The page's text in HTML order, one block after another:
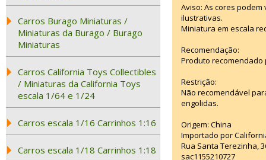
Carros Burago Miniaturas /
Miniaturas da Burago / Burago
Miniaturas
Carros California Toys Collectibles
/ Miniaturas da California Toys
escala 1/64 e 1/24
Carros escala 1/16 Carrinhos 1:16
Carros escala 1/18 Carrinhos 1:18
Aviso: As cores
ilustrativas.
Miniatura em escala
Recomendação:
Produto recomendado
Restrição:
Não recomendável
engolidas.
Origem: China
Importado por
Rua Santa Terezinha,
sac1155210727